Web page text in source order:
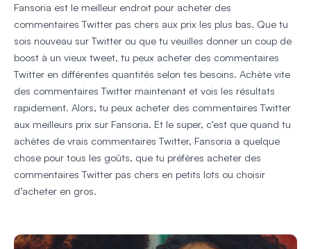
Fansoria est le meilleur endroit pour acheter des
commentaires Twitter pas chers aux prix les plus bas. Que tu
sois nouveau sur Twitter ou que tu veuilles donner un coup de
boost à un vieux tweet, tu peux acheter des commentaires
Twitter en différentes quantités selon tes besoins. Achète vite
des commentaires Twitter maintenant et vois les résultats
rapidement. Alors, tu peux acheter des commentaires Twitter
aux meilleurs prix sur Fansoria. Et le super, c’est que quand tu
achètes de vrais commentaires Twitter, Fansoria a quelque
chose pour tous les goûts, que tu préfères acheter des
commentaires Twitter pas chers en petits lots ou choisir
d’acheter en gros.